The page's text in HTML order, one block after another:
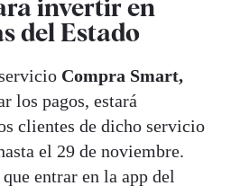
invertir en
del Estado
Compra Smart,
los pagos, estará
clientes de dicho servicio
el 29 de noviembre.
entrar en la app del